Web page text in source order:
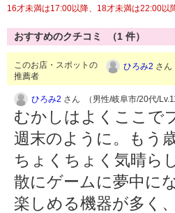
16才未満は17:00以降、18才未満は22:00以
おすすめのクチコミ （1 件）
このお店・スポットの
推薦者
ひろみ2 さん
ひろみ2 さん （男性/岐阜市/20代/
むかしはよくここで
週末のように。もう
ちょくちょく気晴ら
散にゲームに夢中に
楽しめる機器が多く